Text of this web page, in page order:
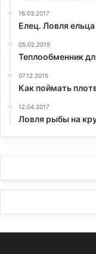
16.03.2017
Елец. Ловля ельца
05.02.2019
Теплообменник
07.12.2015
Как поймать
12.04.2017
Ловля рыбы на